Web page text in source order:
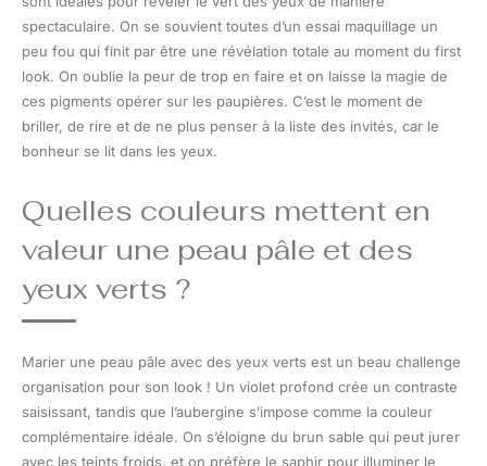
spectaculaire. On se souvient toutes d’un essai maquillage un
peu fou qui finit par être une révélation totale au moment du first
look. On oublie la peur de trop en faire et on laisse la magie de
ces pigments opérer sur les paupières. C’est le moment de
briller, de rire et de ne plus penser à la liste des invités, car le
bonheur se lit dans les yeux.
Quelles couleurs mettent en
valeur une peau pâle et des
yeux verts ?
Marier une peau pâle avec des yeux verts est un beau challenge
organisation pour son look ! Un violet profond crée un contraste
saisissant, tandis que l’aubergine s’impose comme la couleur
complémentaire idéale. On s’éloigne du brun sable qui peut jurer
avec les teints froids, et on préfère le saphir pour illuminer le